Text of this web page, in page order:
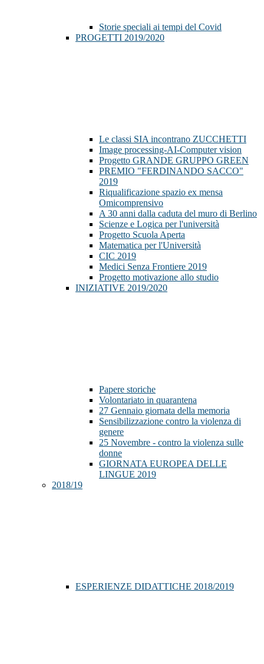
Storie speciali ai tempi del Covid
PROGETTI 2019/2020
Le classi SIA incontrano ZUCCHETTI
Image processing-AI-Computer vision
Progetto GRANDE GRUPPO GREEN
PREMIO "FERDINANDO SACCO"
2019
Riqualificazione spazio ex mensa
Omicomprensivo
A 30 anni dalla caduta del muro di Berlino
Scienze e Logica per l'università
Progetto Scuola Aperta
Matematica per l'Università
CIC 2019
Medici Senza Frontiere 2019
Progetto motivazione allo studio
INIZIATIVE 2019/2020
Papere storiche
Volontariato in quarantena
27 Gennaio giornata della memoria
Sensibilizzazione contro la violenza di
genere
25 Novembre - contro la violenza sulle
donne
GIORNATA EUROPEA DELLE
LINGUE 2019
2018/19
ESPERIENZE DIDATTICHE 2018/2019